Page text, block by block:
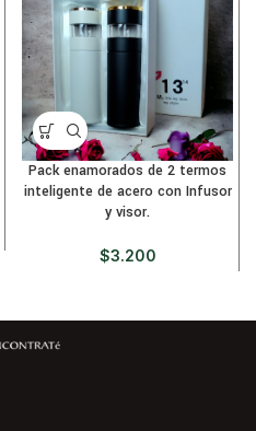
Pack enamorados de 2 termos
inteligente de acero con Infusor
y visor.
$3.200